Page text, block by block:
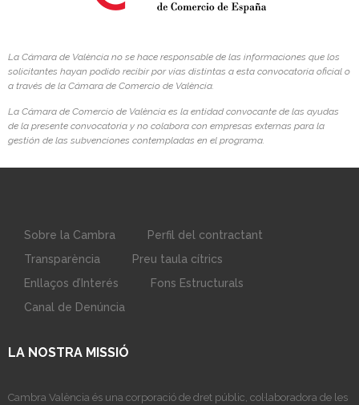
La Cámara de València no se hace responsable de las informaciones que los
solicitantes hayan podido recibir por vías distintas a esta convocatoria oficial o
a través de la Cámara de Comercio de València.
La Cámara de Comercio de València es la entidad convocante de las ayudas
de la presente convocatoria y no colabora con empresas externas para la
gestión de las subvenciones contempladas en el programa.
Sobre la Cambra
Perfil del contractant
Transparència
Preu taula cítrics
Enllaços d’Interés
Fons Estructurals
Canal de Denúncia
LA NOSTRA MISSIÓ
Cambra València és una corporació de dret públic, col·laboradora de les